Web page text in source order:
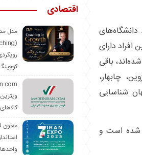
دارای
باقی
چابهار،
شناسایی
شده است و
اقتصادی
مدل
معاون